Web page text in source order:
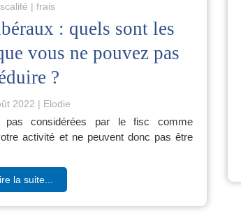
frais
: quels sont les
vous ne pouvez pas
?
2022 Elodie
pas considérées par le fisc comme
activité et ne peuvent donc pas être
la suite...